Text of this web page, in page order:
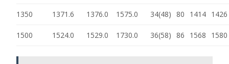
1350 1371.6 1376.0 1575.0 34(48) 80 1414 1426
1500 1524.0 1529.0 1730.0 36(58) 86 1568 1580